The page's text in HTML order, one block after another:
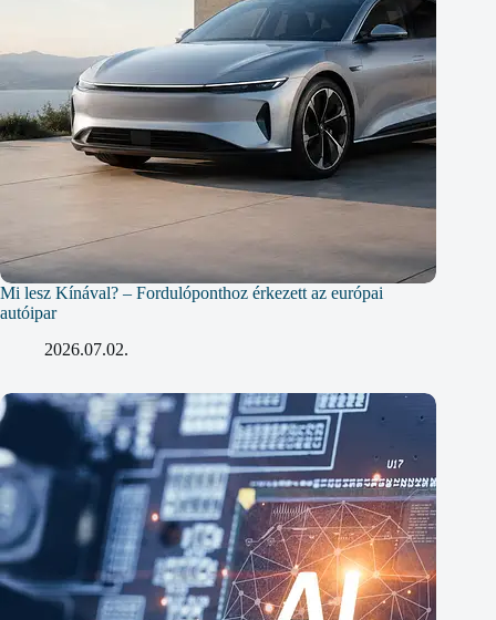
Mi lesz Kínával? – Fordulóponthoz érkezett az európai
autóipar
2026.07.02.